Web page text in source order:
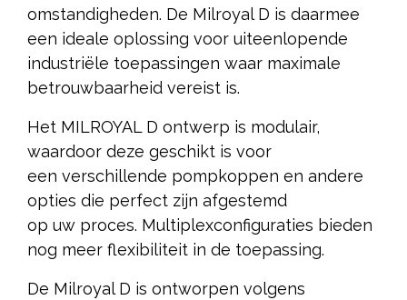
omstandigheden. De Milroyal D is daarmee
een ideale oplossing voor uiteenlopende
industriële toepassingen waar maximale
betrouwbaarheid vereist is.
Het MILROYAL D ontwerp is modulair,
waardoor deze geschikt is voor
een verschillende pompkoppen en andere
opties die perfect zijn afgestemd
op uw proces. Multiplexconfiguraties bieden
nog meer flexibiliteit in de toepassing.
De Milroyal D is ontworpen volgens